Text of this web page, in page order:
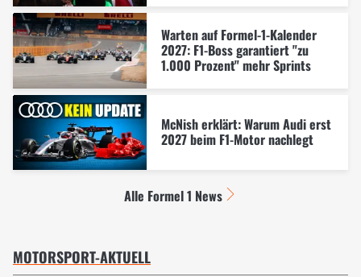
Warten auf Formel-1-Kalender
2027: F1-Boss garantiert "zu
1.000 Prozent" mehr Sprints
McNish erklärt: Warum Audi erst
2027 beim F1-Motor nachlegt
Alle Formel 1 News
MOTORSPORT-AKTUELL